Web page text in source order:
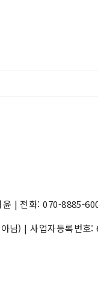
윤 | 전화: 070-8885-
님) | 사업자등록번호: